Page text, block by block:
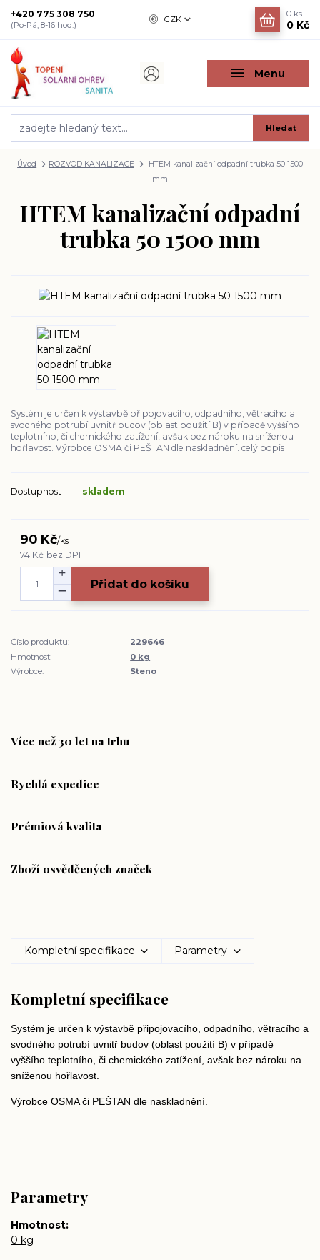
Menu
CZK
Hledat
+420 775 308 750
(Po-Pá, 8-16 hod.)
0 ks
0 Kč
Úvod ROZVOD KANALIZACE
HTEM kanalizační odpadní trubka 50 1500
mm
HTEM kanalizační odpadní
trubka 50 1500 mm
Systém je určen k výstavbě připojovacího, odpadního, větracího a
svodného potrubí uvnitř budov (oblast použití B) v případě vyššího
teplotního, či chemického zatížení, avšak bez nároku na sníženou
hořlavost. Výrobce OSMA či PEŠTAN dle naskladnění. celý popis
Dostupnost skladem
90 Kč/ks
74 Kč bez DPH
Přidat do košíku
Číslo produktu:
229646
Hmotnost:
0 kg
Výrobce:
Steno
Více než 30 let na trhu
Rychlá expedice
Prémiová kvalita
Zboží osvědčených značek
Kompletní specifikace Parametry
Kompletní specifikace
Systém je určen k výstavbě připojovacího, odpadního, větracího a
svodného potrubí uvnitř budov (oblast použití B) v případě
vyššího teplotního, či chemického zatížení, avšak bez nároku na
sníženou hořlavost.
Výrobce OSMA či PEŠTAN dle naskladnění.
Parametry
Hmotnost
0 kg